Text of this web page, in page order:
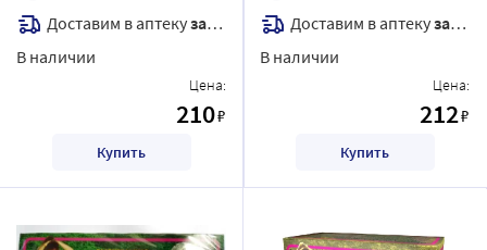
Доставим в аптекузавтра
В наличии
Цена:
210₽
Купить
Доставим в аптекузавтра
В наличии
Цена:
212₽
Купить